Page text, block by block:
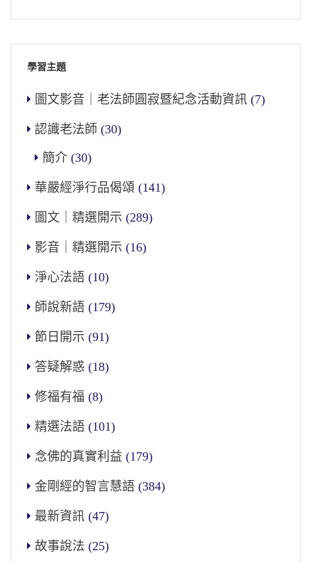
學習主題
圖文影音｜老法師圓寂暨紀念活動資訊 (7)
認識老法師 (30)
簡介 (30)
華嚴經淨行品偈頌 (141)
圖文｜精選開示 (289)
影音｜精選開示 (16)
淨心法語 (10)
師說新語 (179)
節日開示 (91)
答疑解惑 (18)
修福有福 (8)
精選法語 (101)
念佛的真實利益 (179)
金剛經的智言慧語 (384)
最新資訊 (47)
故事說法 (25)